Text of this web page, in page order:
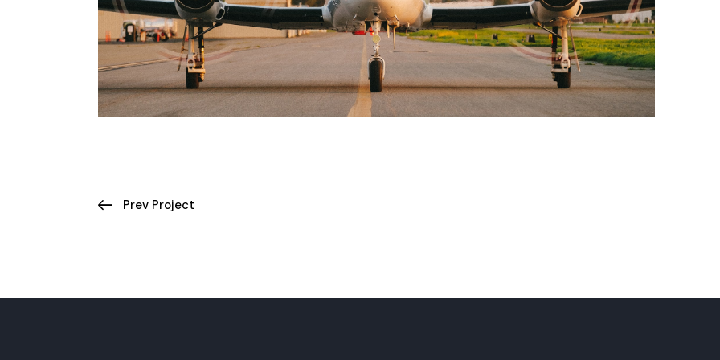
Prev Project